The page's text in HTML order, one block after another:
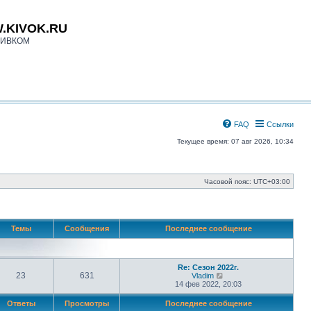
Ссылки
FAQ
Текущее время: 07 авг 2026, 10:34
Часовой пояс: UTC+03:00
Темы Сообщения Последнее сообщение
23 631
Re: Сезон 2022г.
Vladim
е
р
е
й
14 фев 2022, 20:03
Ответы Просмотры Последнее сообщение